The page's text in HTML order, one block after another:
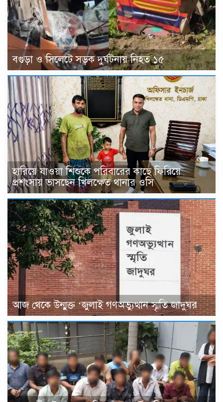
বগুড়া ও সিলেটে সড়ক দুর্ঘটনায় নিহত ১৫
হারিয়ে যাওয়া শিশুকে পরিবারের কাছে ফিরিয়ে
প্রশংসায় ভাসছেন খিলক্ষেত থানার ওসি
আজ থেকে উন্মুক্ত ‘জুলাই গণঅভ্যুত্থান স্মৃতি জাদুঘর